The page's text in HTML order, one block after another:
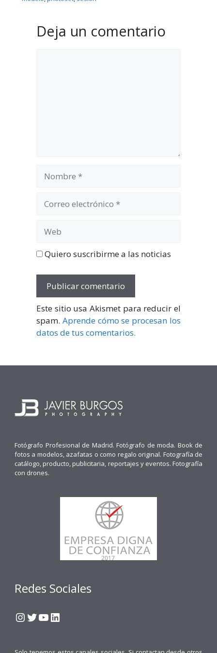
Deja un comentario
electrónico
Quiero suscribirme a las noticias
Este sitio usa Akismet para reducir el
spam. Aprende cómo se procesan los
datos de tus comentarios.
Fotógrafo Profesional de Madrid. Fotógrafo de moda. Book de
fotos a modelos, azafatas o como regalo original. Fotografía de
catálogo, producto, publicitaria, reportajes y eventos. Fotografía
con drones.
Redes Sociales
Instagram
Twitter
YouTube
LinkedIn